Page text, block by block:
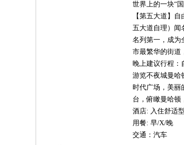
世界上的一块“
【第五大道】
五大道自理）闻
名列第一，成为
市最繁华的街道
晚上建议行程：
游览不夜城曼哈
时代广场，美丽
台，俯瞰曼哈顿
酒店: 入住舒适
用餐: 早/X/晚
交通：汽车